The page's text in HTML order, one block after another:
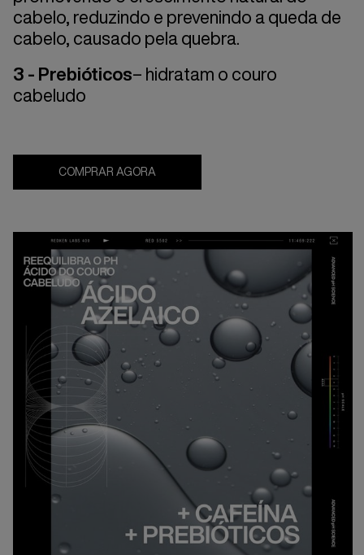
cabelo, reduzindo e prevenindo a queda de
cabelo, causado pela quebra.
3 - Prebióticos– hidratam o couro
cabeludo
COMPRAR AGORA